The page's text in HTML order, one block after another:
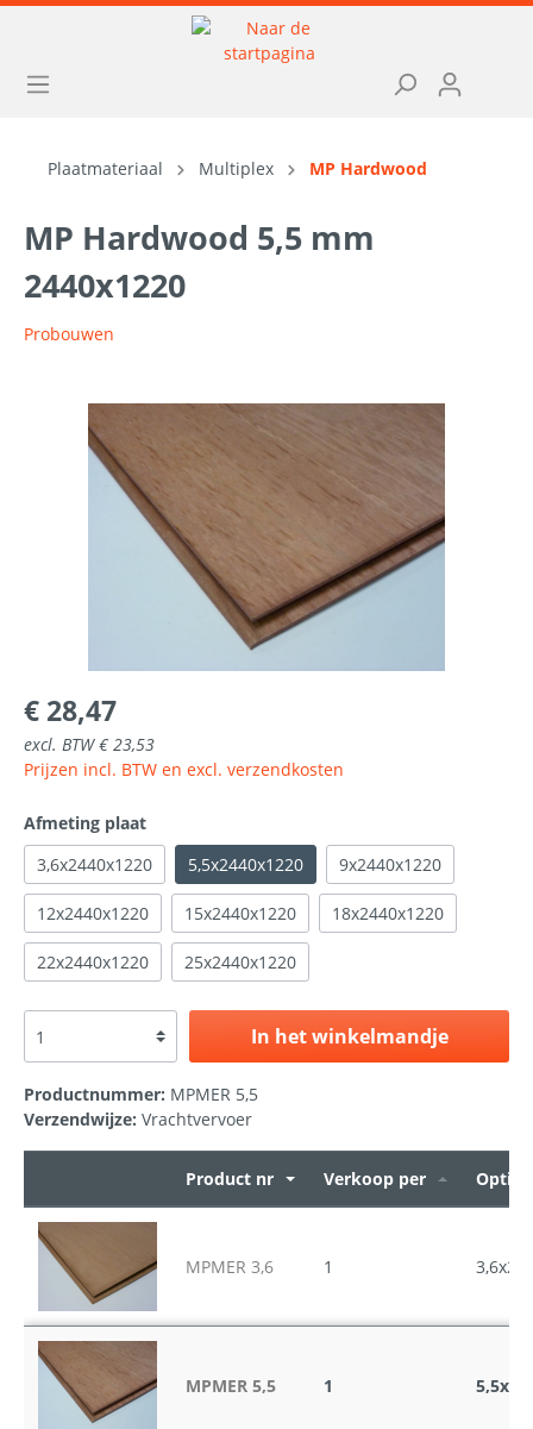
Plaatmateriaal Multiplex MP Hardwood
MP Hardwood 5,5 mm
2440x1220
Probouwen
€ 28,47
excl. BTW € 23,53
Prijzen incl. BTW en excl. verzendkosten
Afmeting plaat
3,6x2440x1220
5,5x2440x1220 9x2440x1220
12x2440x1220 15x2440x1220 18x2440x1220
22x2440x1220 25x2440x1220
In het winkelmandje
Productnummer: MPMER 5,5
Verzendwijze: Vrachtvervoer
Product nr Verkoop per Opties
MPMER 3,6 1
MPMER 5,5 1